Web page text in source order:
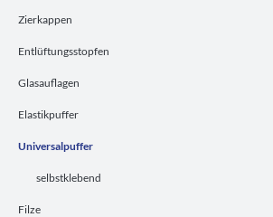
Zierkappen
Entlüftungsstopfen
Glasauflagen
Elastikpuffer
Universalpuffer
selbstklebend
Filze